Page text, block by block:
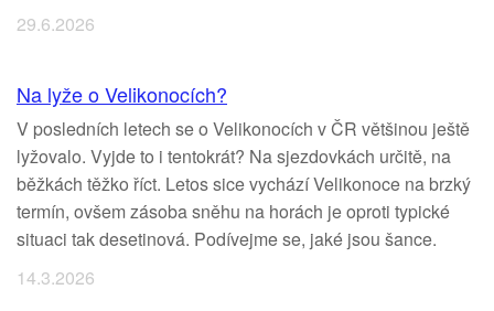
29.6.2026
Na lyže o Velikonocích?
V posledních letech se o Velikonocích v ČR většinou ještě
lyžovalo. Vyjde to i tentokrát? Na sjezdovkách určitě, na
běžkách těžko říct. Letos sice vychází Velikonoce na brzký
termín, ovšem zásoba sněhu na horách je oproti typické
situaci tak desetinová. Podívejme se, jaké jsou šance.
14.3.2026